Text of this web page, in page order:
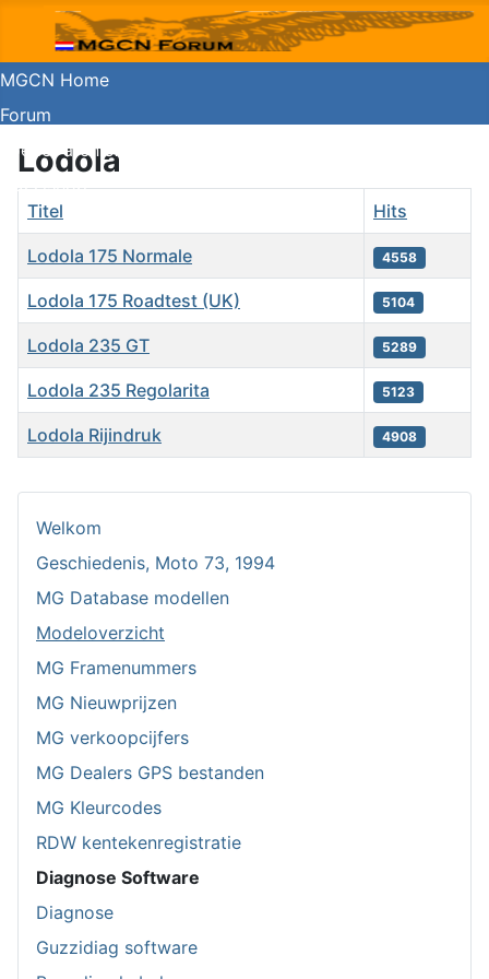
MGCN Home
Forum
Koerier archief
Guzzishop
Welkom
Geschiedenis, Moto 73, 1994
MG Database modellen
Modeloverzicht
MG Framenummers
MG Nieuwprijzen
MG verkoopcijfers
MG Dealers GPS bestanden
MG Kleurcodes
RDW kentekenregistratie
Diagnose Software
Diagnose
Guzzidiag software
Lodola
Titel Hits
Lodola 175 Normale 4558
Lodola 175 Roadtest (UK) 5104
Lodola 235 GT 5289
Lodola 235 Regolarita 5123
Lodola Rijindruk 4908